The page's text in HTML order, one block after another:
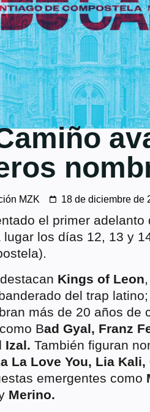
MZK 18 de diciembre de
el primer adelanto
los días 12, 13 y
Kings of Leon
del trap
más de 20 años de
Bad Gyal, Franz
Izal. También figuran
La Love You, Lia
emergentes como
Merino.